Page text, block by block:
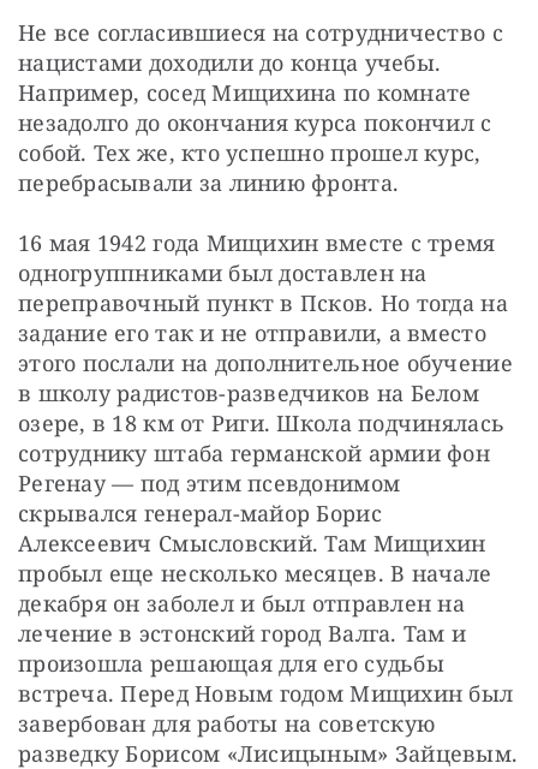
Не все согласившиеся на сотрудничество с
нацистами доходили до конца учебы.
Например, сосед Мищихина по комнате
незадолго до окончания курса покончил с
собой. Тех же, кто успешно прошел курс,
перебрасывали за линию фронта.
16 мая 1942 года Мищихин вместе с тремя
одногруппниками был доставлен на
переправочный пункт в Псков. Но тогда на
задание его так и не отправили, а вместо
этого послали на дополнительное обучение
в школу радистов-разведчиков на Белом
озере, в 18 км от Риги. Школа подчинялась
сотруднику штаба германской армии фон
Регенау — под этим псевдонимом
скрывался генерал-майор Борис
Алексеевич Смысловский. Там Мищихин
пробыл еще несколько месяцев. В начале
декабря он заболел и был отправлен на
лечение в эстонский город Валга. Там и
произошла решающая для его судьбы
встреча. Перед Новым годом Мищихин был
завербован для работы на советскую
разведку Борисом «Лисицыным» Зайцевым.